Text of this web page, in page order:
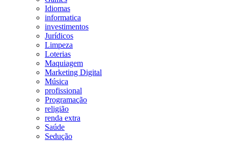
Idiomas
informatica
investimentos
Jurídicos
Limpeza
Loterias
Maquiagem
Marketing Digital
Música
profissional
Programação
religião
renda extra
Saúde
Sedução